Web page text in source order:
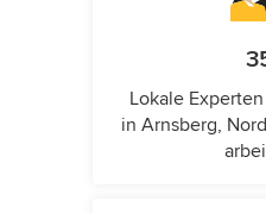
Lokale
in Arnsberg,